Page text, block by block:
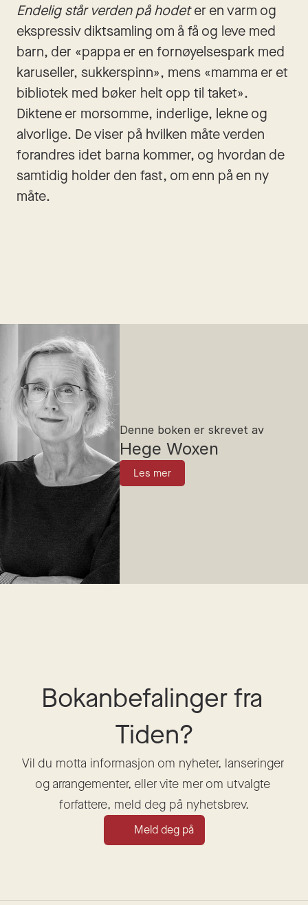
Endelig står verden på hodet er en varm og
ekspressiv diktsamling om å få og leve med
barn, der «pappa er en fornøyelsespark med
karuseller, sukkerspinn», mens «mamma er et
bibliotek med bøker helt opp til taket».
Diktene er morsomme, inderlige, lekne og
alvorlige. De viser på hvilken måte verden
forandres idet barna kommer, og hvordan de
samtidig holder den fast, om enn på en ny
måte.
Denne boken er skrevet av
Hege Woxen
Les mer
Bokanbefalinger fra
Tiden?
Vil du motta informasjon om nyheter, lanseringer
og arrangementer, eller vite mer om utvalgte
forfattere, meld deg på nyhetsbrev.
Meld deg på